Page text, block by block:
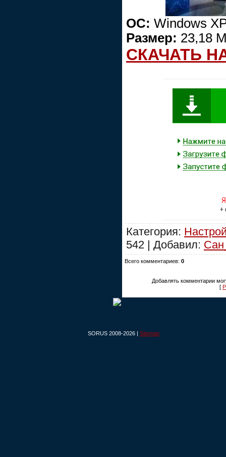
ОС: Windows
Размер: 23,18
СКАЧАТЬ
Категория:
542 | Добавил:
Всего комментариев: 0
Добавлять комментарии
[
SORUS 2008-2026 | Sitemap